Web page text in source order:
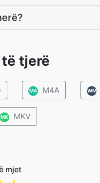
tjerë
M4 M4A WM
MK MKV
mjet